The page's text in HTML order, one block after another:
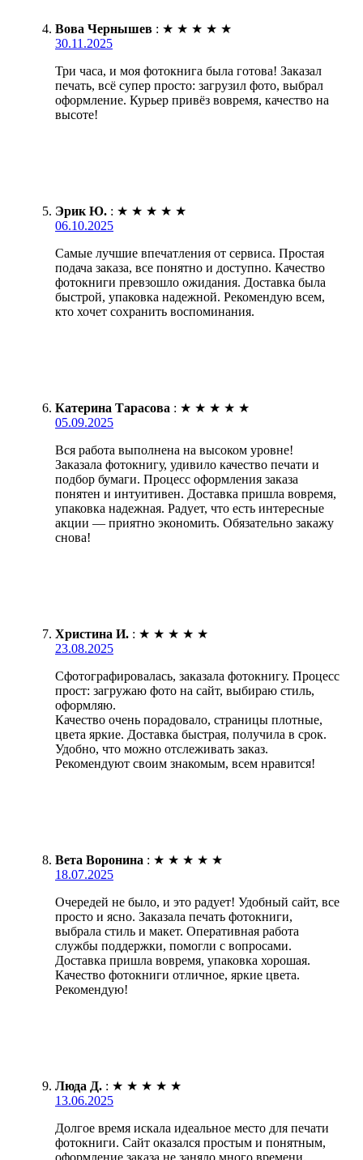
Вова Чернышев : ★ ★ ★ ★ ★
30.11.2025
Три часа, и моя фотокнига была готова! Заказал
печать, всё супер просто: загрузил фото, выбрал
оформление. Курьер привёз вовремя, качество на
высоте!
Эрик Ю. : ★ ★ ★ ★ ★
06.10.2025
Самые лучшие впечатления от сервиса. Простая
подача заказа, все понятно и доступно. Качество
фотокниги превзошло ожидания. Доставка была
быстрой, упаковка надежной. Рекомендую всем,
кто хочет сохранить воспоминания.
Катерина Тарасова : ★ ★ ★ ★ ★
05.09.2025
Вся работа выполнена на высоком уровне!
Заказала фотокнигу, удивило качество печати и
подбор бумаги. Процесс оформления заказа
понятен и интуитивен. Доставка пришла вовремя,
упаковка надежная. Радует, что есть интересные
акции — приятно экономить. Обязательно закажу
снова!
Христина И. : ★ ★ ★ ★ ★
23.08.2025
Сфотографировалась, заказала фотокнигу. Процесс
прост: загружаю фото на сайт, выбираю стиль,
оформляю.
Качество очень порадовало, страницы плотные,
цвета яркие. Доставка быстрая, получила в срок.
Удобно, что можно отслеживать заказ.
Рекомендуют своим знакомым, всем нравится!
Вета Воронина : ★ ★ ★ ★ ★
18.07.2025
Очередей не было, и это радует! Удобный сайт, все
просто и ясно. Заказала печать фотокниги,
выбрала стиль и макет. Оперативная работа
службы поддержки, помогли с вопросами.
Доставка пришла вовремя, упаковка хорошая.
Качество фотокниги отличное, яркие цвета.
Рекомендую!
Люда Д. : ★ ★ ★ ★ ★
13.06.2025
Долгое время искала идеальное место для печати
фотокниги. Сайт оказался простым и понятным,